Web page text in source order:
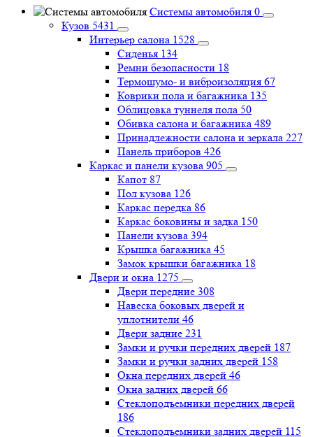
Системы автомобиля 0
Кузов 5431
Интерьер салона 1528
Сиденья 134
Ремни безопасности 18
Термошумо- и виброизоляция 67
Коврики пола и багажника 135
Облицовка туннеля пола 50
Обивка салона и багажника 489
Принадлежности салона и зеркала 227
Панель приборов 426
Каркас и панели кузова 905
Капот 87
Пол кузова 126
Каркас передка 86
Каркас боковины и задка 150
Панели кузова 394
Крышка багажника 45
Замок крышки багажника 18
Двери и окна 1275
Двери передние 308
Навеска боковых дверей и
уплотнители 46
Двери задние 231
Замки и ручки передних дверей 187
Замки и ручки задних дверей 158
Окна передних дверей 46
Окна задних дверей 66
Стеклоподъемники передних дверей
186
Стеклоподъемники задних дверей 115